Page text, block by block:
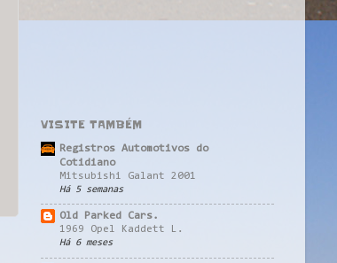
VISITE TAMBÉM
Registros Automotivos do
Cotidiano
Mitsubishi Galant 2001
Há 5 semanas
Old Parked Cars.
1969 Opel Kaddett L.
Há 6 meses